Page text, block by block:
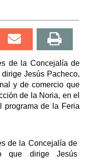
de la Concejalía de
Jesús Pacheco,
y de comercio que
de la Noria, en el
programa de la Feria
de la Concejalía de
que dirige Jesús